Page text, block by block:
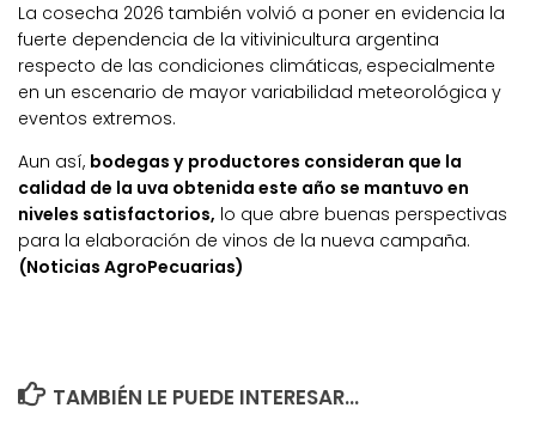
La cosecha 2026 también volvió a poner en evidencia la
fuerte dependencia de la vitivinicultura argentina
respecto de las condiciones climáticas, especialmente
en un escenario de mayor variabilidad meteorológica y
eventos extremos.
Aun así, bodegas y productores consideran que la
calidad de la uva obtenida este año se mantuvo en
niveles satisfactorios, lo que abre buenas perspectivas
para la elaboración de vinos de la nueva campaña.
(Noticias AgroPecuarias)
TAMBIÉN LE PUEDE INTERESAR...